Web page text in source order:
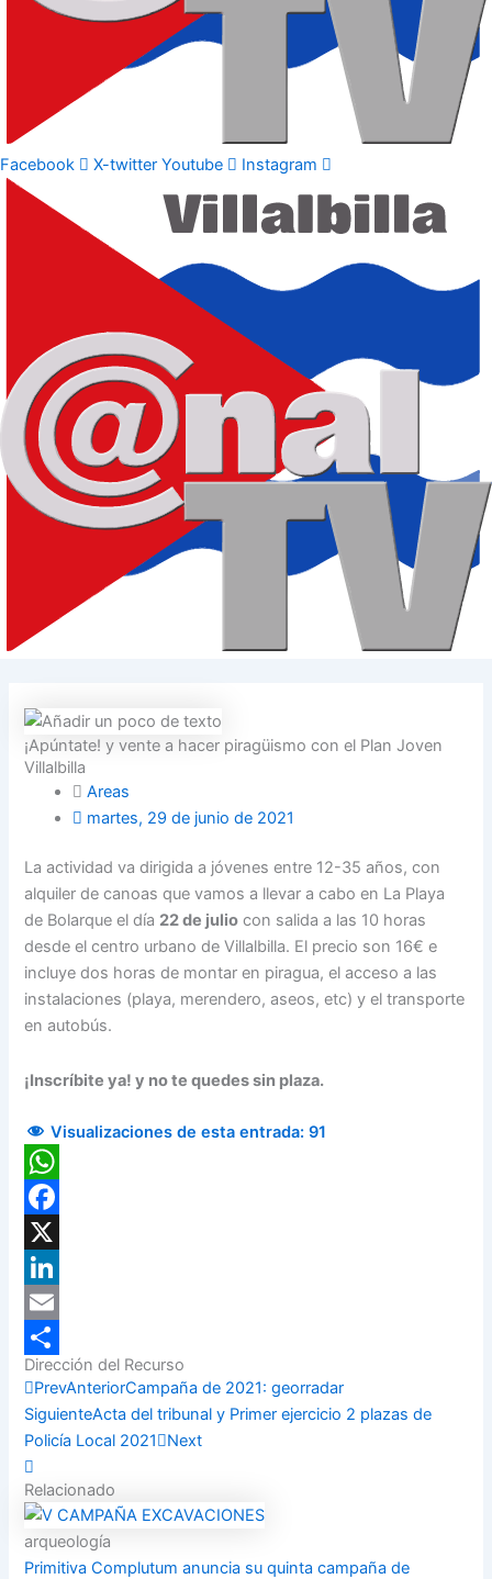
Facebook X-twitter Youtube Instagram
¡Apúntate! y vente a hacer piragüismo con el Plan Joven
Villalbilla
Areas
martes, 29 de junio de 2021
La actividad va dirigida a jóvenes entre 12-35 años, con
alquiler de canoas que vamos a llevar a cabo en La Playa
de Bolarque el día 22 de julio con salida a las 10 horas
desde el centro urbano de Villalbilla. El precio son 16€ e
incluye dos horas de montar en piragua, el acceso a las
instalaciones (playa, merendero, aseos, etc) y el transporte
en autobús.
¡Inscríbite ya! y no te quedes sin plaza.
Visualizaciones de esta entrada: 91
WhatsApp
Facebook
X
LinkedIn
Email
Compartir
Dirección del Recurso
PrevAnteriorCampaña de 2021: georradar
SiguienteActa del tribunal y Primer ejercicio 2 plazas de
Policía Local 2021
Next
Relacionado
arqueología
Primitiva Complutum anuncia su quinta campaña de